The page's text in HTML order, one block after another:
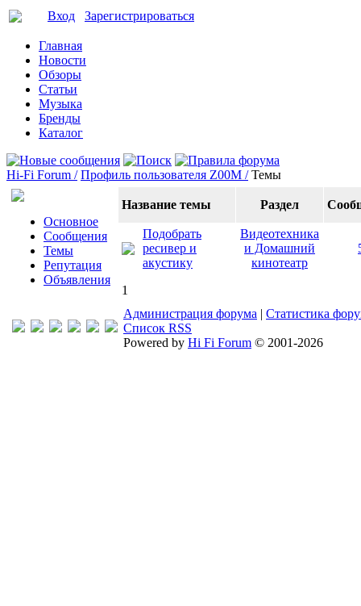
Вход Зарегистрироваться
Главная
Новости
Обзоры
Статьи
Музыка
Бренды
Каталог
Hi-Fi Forum / Профиль пользователя Z00M / Темы
Основное
Сообщения
Темы
Репутация
Объявления
Название темы Раздел
Подобрать
ресивер и
акустику
Видеотехника
и Домашний
кинотеатр
1
Администрация форума | Статистика
Список RSS
Powered by Hi Fi Forum © 2001-2026